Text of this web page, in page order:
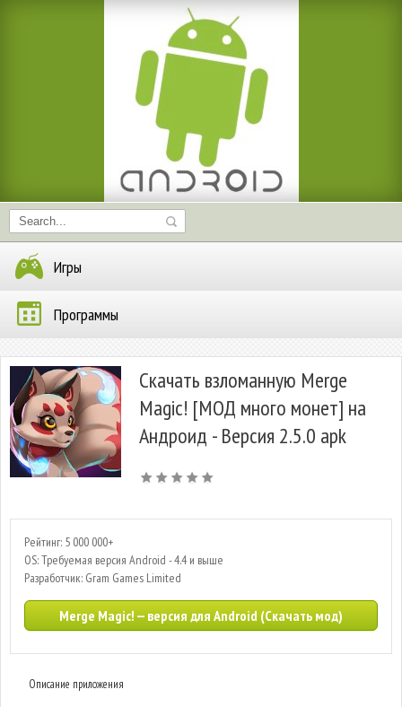
Игры
Программы
Скачать взломанную Merge
Magic! [МОД много монет] на
Андроид - Версия 2.5.0 apk
Рейтинг: 5 000 000+
OS: Требуемая версия Android - 4.4 и выше
Разработчик: Gram Games Limited
Merge Magic! — версия для Android (Скачать мод)
Описание приложения